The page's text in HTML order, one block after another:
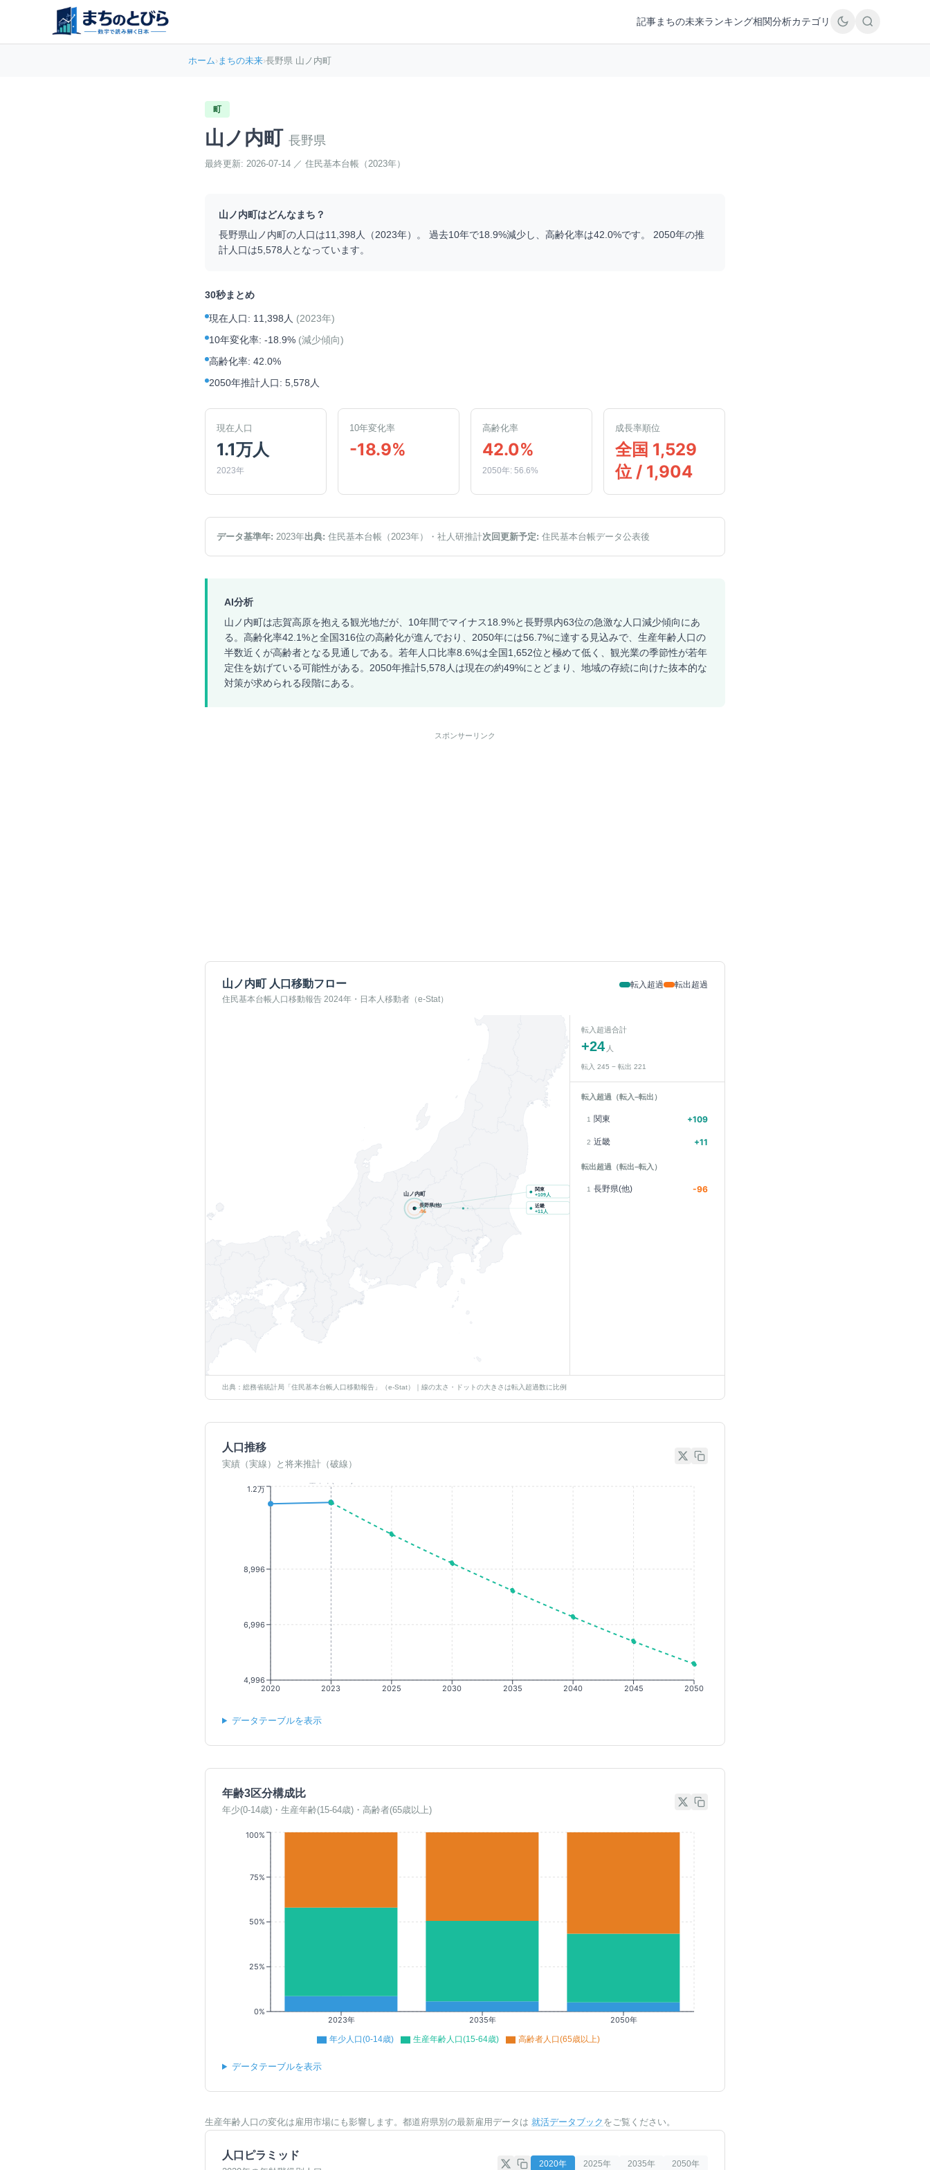
記事まちの未来ランキング相関分析カテゴリ
ホーム›まちの未来›長野県 山ノ内町
町
山ノ内町 長野県
最終更新: 2026-07-14 ／ 住民基本台帳（2023年）
山ノ内町はどんなまち？
長野県山ノ内町の人口は11,398 人（2023年）。 過去10年で18.9%減少し、高齢化率は42.0%です。 2050年の推
計人口は5,578 人となっています。
30秒まとめ
現在人口: 11,398人 (2023年)
10年変化率: -18.9% (減少傾向)
高齢化率: 42.0%
2050年推計人口: 5,578人
現在人口
1.1万人
2023年
10年変化率
-18.9%
高齢化率
42.0%
2050年: 56.6%
成長率順位
全国 1,529
位 / 1,904
データ基準年: 2023年出典: 住民基本台帳（2023年） ・社人研推計次回更新予定: 住民基本台帳データ公表後
AI分析
山ノ内町は志賀高原を抱える観光地だが、10年間でマイナス18.9%と長野県内63位の急激な人口減少傾向にあ
る。高齢化率42.1%と全国316位の高齢化が進んでおり、2050年には56.7%に達する見込みで、生産年齢人口の
半数近くが高齢者となる見通しである。若年人口比率8.6%は全国1,652位と極めて低く、観光業の季節性が若年
定住を妨げている可能性がある。2050年推計5,578人は現在の約49%にとどまり、地域の存続に向けた抜本的な
対策が求められる段階にある。
スポンサーリンク
山ノ内町 人口移動フロー
住民基本台帳人口移動報告 2024年・日本人移動者（e-Stat）
転入超過 転出超過
長野県(他)
-96
山ノ内町
関東
+109人
近畿
+11人
転入超過合計
+24 人
転入 245 − 転出 221
転入超過（転入−転出）
1 関東 +109
2 近畿 +11
転出超過（転出−転入）
1 長野県(他) -96
出典：総務省統計局「住民基本台帳人口移動報告」（e-Stat）｜線の太さ・ドットの大きさは転入超過数に比例
人口推移
実績（実線）と将来推計（破線）
2020 2023 2025 2030 2035 2040 2045 2050
4,996
6,996
8,996
1.2万
データテーブルを表示
年齢3区分構成比
年少(0-14歳)・生産年齢(15-64歳)・高齢者(65歳以上)
2023年 2035年 2050年
0%
25%
50%
75%
100%
年少人口(0-14歳) 生産年齢人口(15-64歳) 高齢者人口(65歳以上)
データテーブルを表示
生産年齢人口の変化は雇用市場にも影響します。都道府県別の最新雇用データは 就活データブック をご覧ください。
人口ピラミッド
2020年 2025年 2035年 2050年